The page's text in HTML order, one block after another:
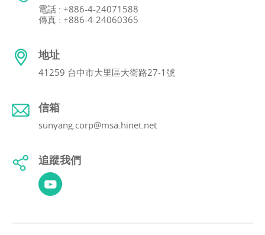
電話 : +886-4-24071588
傳真 : +886-4-24060365
地址
41259 台中市大里區大衛路27-1號
信箱
sunyang.corp@msa.hinet.net
追蹤我們